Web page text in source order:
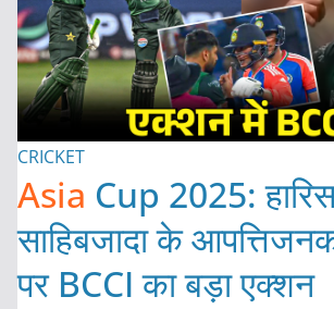
CRICKET
Asia Cup 2025:
साहिबजादा के
पर BCCI का बड़ा एक्शन